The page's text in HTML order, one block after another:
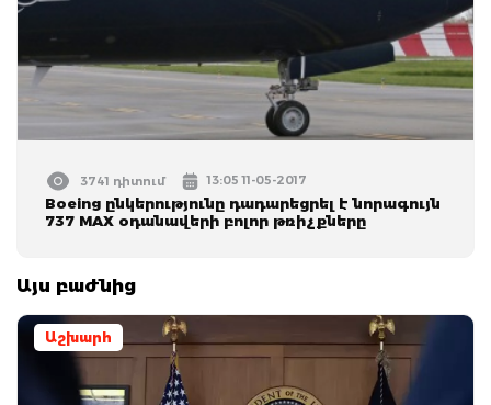
3741 դիտում 13:05 11-05-2017
Boeing ընկերությունը դադարեցրել է նորագույն
737 MAX օդանավերի բոլոր թռիչքները
Այս բաժնից
Աշխարհ